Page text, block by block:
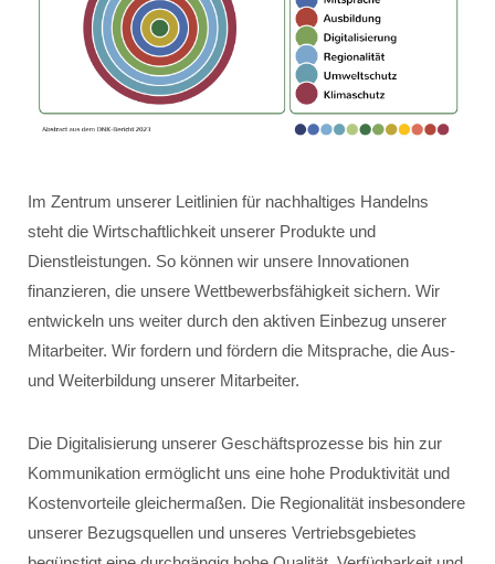
Im Zentrum unserer Leitlinien für nachhaltiges Handelns
steht die Wirtschaftlichkeit unserer Produkte und
Dienstleistungen. So können wir unsere Innovationen
finanzieren, die unsere Wettbewerbsfähigkeit sichern. Wir
entwickeln uns weiter durch den aktiven Einbezug unserer
Mitarbeiter. Wir fordern und fördern die Mitsprache, die Aus-
und Weiterbildung unserer Mitarbeiter.
Die Digitalisierung unserer Geschäftsprozesse bis hin zur
Kommunikation ermöglicht uns eine hohe Produktivität und
Kostenvorteile gleichermaßen. Die Regionalität insbesondere
unserer Bezugsquellen und unseres Vertriebsgebietes